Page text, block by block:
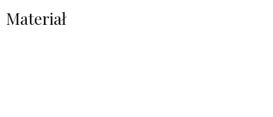
Materiał